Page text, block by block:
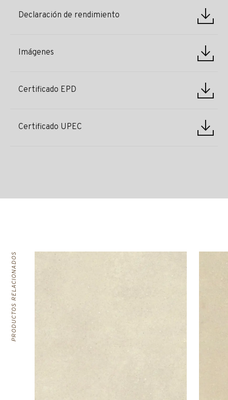
Declaración de rendimiento
Imágenes
Certificado EPD
Certificado UPEC
PRODUCTOS RELACIONADOS